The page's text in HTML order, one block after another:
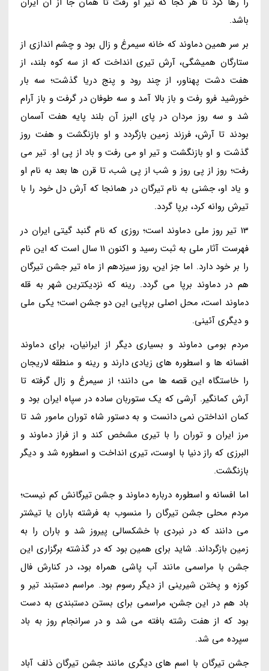
باشد.
بر سر همین دماوند که خانه سیمرغ و زال بود و چشم اندازی از
ستارگان همیشگی، آرش تیری انداخت که از سه کوه بلند، از
هفت دشت پهناور، از چند رود و پنج دریا گذشت؛ سه بار
خورشید فرو رفت و باز بالا آمد و سه طوفان در گرفت و باز آرام
شد و سه روز مردان در پای البرز آن بلند پایه هفت آسمان
بودند تا آرش، فرزند زمین بازگردد و او بازنگشت و هفت روز
گذشت و او بازنگشت و تیر او می رفت و باد از پی او. تیر می
رفت؛ روز از پی روز و شب از پی شب، تا قرن ها بعد به نام او
و یاد او، جشنی به نام تیرگان در همانجا که آرش دل خود را با
تیرش روانه کرد، برپا گردد.
13 تیر روز ملی دماوند است؛ روزی که نام گنبد گیتی ایران در
فهرست آثار ملی به ثبت رسید و اکنون 11 سال است که این نام
را بر خود دارد. اما جز این، روز سیزدهم از ماه تیر جشن تیرگان
هم در دماوند برپا می گردد. رینه که نزدیکترین شهر به قله
دماوند است، محل اصلی برپایی این دو جشن است؛ یکی ملی
و دیگری آئینی.
مردم بومی دماوند و بسیاری دیگر از ایرانیان، برای دماوند
افسانه ها و اسطوره های زیادی دارند و رینه و منطقه لاریجان
را خاستگاه این قصه ها می دانند؛ از سیمرغ و زال گرفته تا
آرش کمانگیر. آرشی که یک ستوربان ساده در سپاه ایران بود و
کمان انداختن نمی دانست و به دستور شاه توران مامور شد تا
مرز ایران و توران را با تیری مشخص کند و از فراز دماوند و
البرزی که راز دنیا با اوست، تیری انداخت و اسطوره شد و دیگر
بازنگشت.
اما افسانه و اسطوره درباره دماوند و جشن تیرگانش کم نیست؛
مردم محلی جشن تیرگان را منسوب به فرشته باران یا تیشتر
می دانند که در نبردی با خشکسالی پیروز شد و باران را به
زمین بازگرداند. شاید برای همین بود که در گذشته برگزاری این
جشن با مراسمی مانند آب پاشی همراه بود، در کنارش فال
کوزه و پختن شیرینی از دیگر رسوم بود. مراسم دستبند تیر و
باد هم در این جشن، مراسمی برای بستن دستبندی به دست
بود که از هفت رشته بافته می شد و در سرانجام روز به باد
سپرده می شد.
جشن تیرگان با اسم های دیگری مانند جشن تیرگان ذلف آباد